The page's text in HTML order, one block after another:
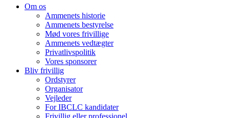
Om os
Ammenets historie
Ammenets bestyrelse
Mød vores frivillige
Ammenets vedtægter
Privatlivspolitik
Vores sponsorer
Bliv frivillig
Ordstyrer
Organisator
Vejleder
For IBCLC kandidater
Frivillig eller professionel